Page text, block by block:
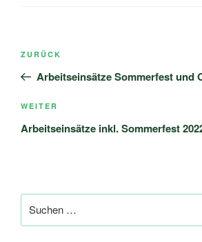
Beitragsnavigation
Vorheriger
Beitrag
ZURÜCK
Arbeitseinsätze Sommerfest und
Nächster
Beitrag
WEITER
Arbeitseinsätze inkl. Sommerfest
nach: